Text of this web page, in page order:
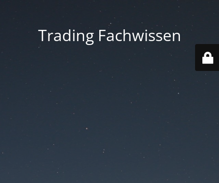
Trading Fachwissen